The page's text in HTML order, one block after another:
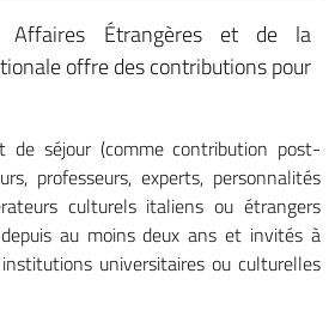
Affaires Étrangères et de la
offre des contributions pour
de séjour (comme contribution post-
professeurs, experts, personnalités
culturels italiens ou étrangers
au moins deux ans et invités à
universitaires ou culturelles